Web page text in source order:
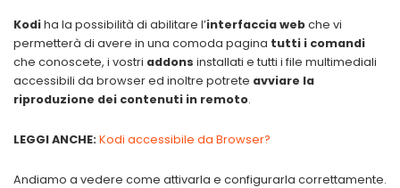
Kodiha la possibilità di abilitare l’interfaccia webche vi
permetterà di avere in una comoda pagina tutti i comandi
che conoscete, i vostri addons installati e tutti i file multimediali
accessibili da browser ed inoltre potrete avviare la
riproduzione dei contenuti in remoto.
LEGGI ANCHE: Kodi accessibile da Browser?
Andiamo a vedere come attivarla e configurarla correttamente.